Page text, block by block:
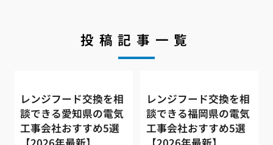
投稿記事一覧
レンジフード交換を相
談できる愛知県の電気
工事会社おすすめ5選
レンジフード交換を相
談できる福岡県の電気
工事会社おすすめ5選